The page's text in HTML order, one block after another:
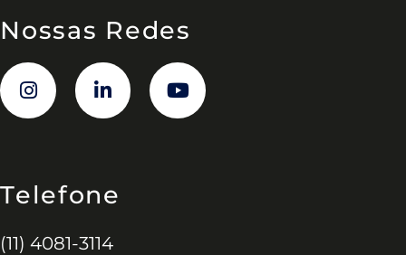
Nossas Redes
Telefone
(11) 4081-3114